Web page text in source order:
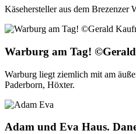
Käsehersteller aus dem Brezenzer
Warburg am Tag!
Warburg liegt ziemlich mit am
Paderborn, Höxter.
Adam und Eva Haus.